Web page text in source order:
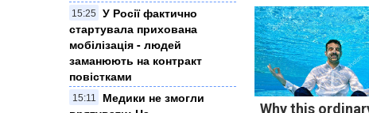
15:25
У Росії фактично
стартувала прихована
мобілізація - людей
заманюють на контракт
повістками
15:11
Медики не змогли
Why this